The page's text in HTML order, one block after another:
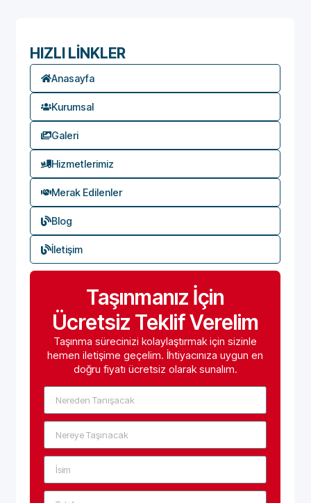
HIZLI LİNKLER
Anasayfa
Kurumsal
Galeri
Hizmetlerimiz
Merak Edilenler
Blog
İletişim
Taşınmanız İçin
Ücretsiz Teklif Verelim
Taşınma sürecinizi kolaylaştırmak için sizinle
hemen iletişime geçelim. İhtiyacınıza uygun en
doğru fiyatı ücretsiz olarak sunalım.